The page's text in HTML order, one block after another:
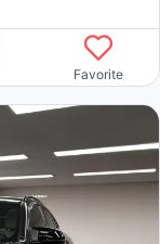
Favorite